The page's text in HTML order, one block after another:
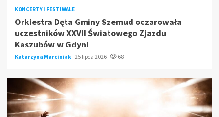
KONCERTY I FESTIWALE
Orkiestra Dęta Gminy Szemud oczarowała
uczestników XXVII Światowego Zjazdu
Kaszubów w Gdyni
Katarzyna Marciniak 25 lipca 2026 68